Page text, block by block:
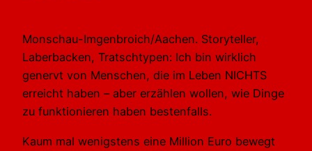
Monschau-Imgenbroich/Aachen. Storyteller,
Laberbacken, Tratschtypen: Ich bin wirklich
genervt von Menschen, die im Leben NICHTS
erreicht haben – aber erzählen wollen, wie Dinge
zu funktionieren haben bestenfalls.
Kaum mal wenigstens eine Million Euro bewegt